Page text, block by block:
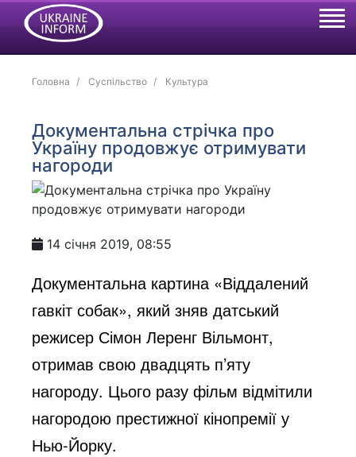
Головна Суспільство Культура
Документальна стрічка про
Україну продовжує отримувати
нагороди
14 січня 2019, 08:55
Документальна картина «Віддалений
гавкіт собак», який зняв датський
режисер Сімон Леренг Вільмонт,
отримав свою двадцять п’яту
нагороду. Цього разу фільм відмітили
нагородою престижної кінопремії у
Нью-Йорку.